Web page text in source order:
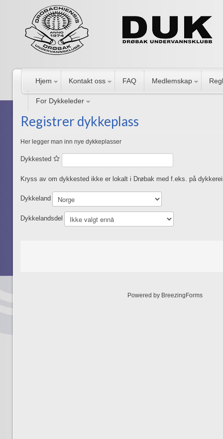
Hjem Kontakt oss FAQ Medlemskap
For Dykkeleder
Registrer dykkeplass
Her legger man inn nye dykkeplasser
Dykkested
Kryss av om dykkested ikke er lokalt i Drøbak med f.eks. på
Dykkeland
Dykkelandsdel
Powered by BreezingForms